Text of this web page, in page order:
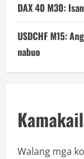
DAX 40 M30:
USDCHF M15:
nabuo
Walang mga